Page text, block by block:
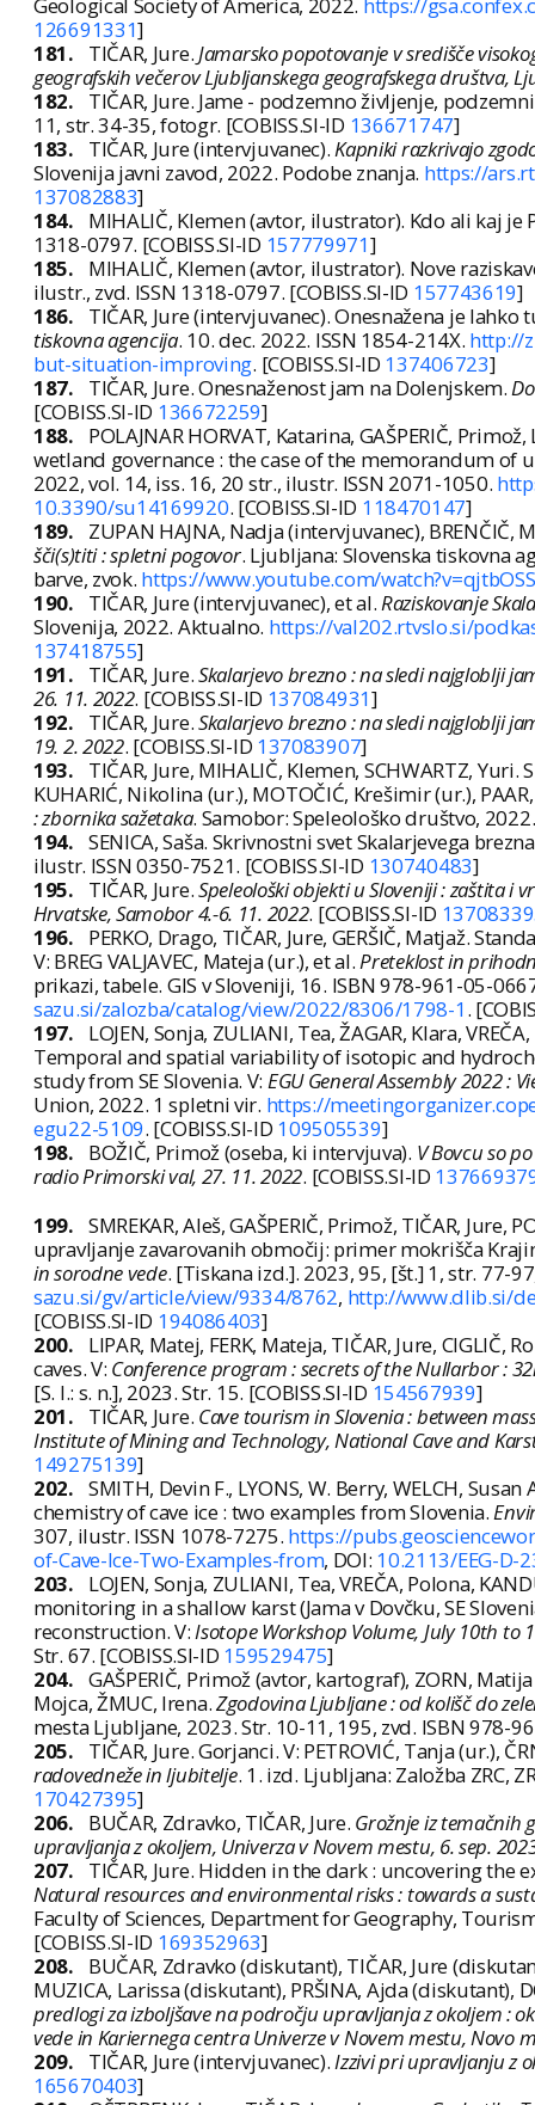
126691331]
181.
TIČAR, Jure.Jamarsko popotovanje v središče
geografskih večerov Ljubljanskega geografskega društva,
182.
TIČAR, Jure. Jame - podzemno življenje,
11, str. 34-35, fotogr. [COBISS.SI-ID 136671747]
183.
TIČAR, Jure (intervjuvanec).Kapniki razkrivajo
Slovenija javni zavod, 2022. Podobe znanja. https://
137082883]
184.
MIHALIČ, Klemen (avtor, ilustrator). Kdo ali kaj je
1318-0797. [COBISS.SI-ID 157779971]
185.
MIHALIČ, Klemen (avtor, ilustrator). Nove
ilustr., zvd. ISSN 1318-0797. [COBISS.SI-ID 157743619]
186.
TIČAR, Jure (intervjuvanec). Onesnažena je
tiskovna agencija. 10. dec. 2022. ISSN 1854-214X. http://
but-situation-improving. [COBISS.SI-ID 137406723]
187.
TIČAR, Jure. Onesnaženost jam na Dolenjskem.
[COBISS.SI-ID 136672259]
188.
POLAJNAR HORVAT, Katarina, GAŠPERIČ,
wetland governance : the case of the memorandum of
2022, vol. 14, iss. 16, 20 str., ilustr. ISSN 2071-1050.
10.3390/su14169920. [COBISS.SI-ID 118470147]
189.
ZUPAN HAJNA, Nadja (intervjuvanec),
šči(s)titi : spletni pogovor. Ljubljana: Slovenska tiskovna
barve, zvok. https://www.youtube.com/
190.
TIČAR, Jure (intervjuvanec), et al.Raziskovanje
Slovenija, 2022. Aktualno. https://val202.rtvslo.si/
137418755]
191.
TIČAR, Jure.Skalarjevo brezno : na sledi najgloblji
26. 11. 2022. [COBISS.SI-ID 137084931]
192.
TIČAR, Jure.Skalarjevo brezno : na sledi najgloblji
19. 2. 2022. [COBISS.SI-ID 137083907]
193.
TIČAR, Jure, MIHALIČ, Klemen, SCHWARTZ,
KUHARIĆ, Nikolina (ur.), MOTOČIĆ, Krešimir (ur.),
: zbornika sažetaka. Samobor: Speleološko društvo,
194. SENICA, Saša. Skrivnostni svet Skalarjevega
ilustr. ISSN 0350-7521. [COBISS.SI-ID 130740483]
195.
TIČAR, Jure.Speleološki objekti u Sloveniji : zaštita i
Hrvatske, Samobor 4.-6. 11. 2022. [COBISS.SI-ID
196.
PERKO, Drago, TIČAR, Jure, GERŠIČ, Matjaž.
V: BREG VALJAVEC, Mateja (ur.), et al.Preteklost in
prikazi, tabele. GIS v Sloveniji, 16. ISBN 978-961-05-
sazu.si/zalozba/catalog/view/2022/8306/1798-1.
197.
LOJEN, Sonja, ZULIANI, Tea, ŽAGAR, Klara,
Temporal and spatial variability of isotopic and
study from SE Slovenia. V: EGU General Assembly 2022 :
Union, 2022. 1 spletni vir. https://
egu22-5109. [COBISS.SI-ID 109505539]
198.
BOŽIČ, Primož (oseba, ki intervjuva). V Bovcu so
radio Primorski val, 27. 11. 2022. [COBISS.SI-ID
199. SMREKAR, Aleš, GAŠPERIČ, Primož, TIČAR,
upravljanje zavarovanih območij: primer mokrišča
in sorodne vede. [Tiskana izd.]. 2023, 95, [št.] 1, str. 77-
sazu.si/gv/article/view/9334/8762, http://www.dlib.si/
[COBISS.SI-ID 194086403]
200.
LIPAR, Matej, FERK, Mateja, TIČAR, Jure,
caves. V: Conference program : secrets of the Nullarbor :
[S. l.: s. n.], 2023. Str. 15. [COBISS.SI-ID 154567939]
201.
TIČAR, Jure. Cave tourism in Slovenia : between
Institute of Mining and Technology, National Cave and
149275139]
202. SMITH, Devin F., LYONS, W. Berry, WELCH, Susan
chemistry of cave ice : two examples from Slovenia.
307, ilustr. ISSN 1078-7275. https://
of-Cave-Ice-Two-Examples-from, DOI: 10.2113/EEG-D-
203.
LOJEN, Sonja, ZULIANI, Tea, VREČA, Polona,
monitoring in a shallow karst (Jama v Dovčku, SE
reconstruction. V:Isotope Workshop Volume, July 10th to
Str. 67. [COBISS.SI-ID 159529475]
204. GAŠPERIČ, Primož (avtor, kartograf), ZORN,
Mojca, ŽMUC, Irena.Zgodovina Ljubljane : od kolišč do
mesta Ljubljane, 2023. Str. 10-11, 195, zvd. ISBN 978-
205.
TIČAR, Jure. Gorjanci. V: PETROVIĆ, Tanja (ur.),
radovedneže in ljubitelje. 1. izd. Ljubljana: Založba ZRC,
170427395]
206.
BUČAR, Zdravko, TIČAR, Jure. Grožnje iz temačnih
upravljanja z okoljem, Univerza v Novem mestu, 6. sep.
207.
TIČAR, Jure. Hidden in the dark : uncovering the
Natural resources and environmental risks : towards a
Faculty of Sciences, Department for Geography,
[COBISS.SI-ID 169352963]
208.
BUČAR, Zdravko (diskutant), TIČAR, Jure
MUZICA, Larissa (diskutant), PRŠINA, Ajda
predlogi za izboljšave na področju upravljanja z okoljem :
vede in Kariernega centra Univerze v Novem mestu, Novo
209.
TIČAR, Jure (intervjuvanec).Izzivi pri upravljanju z
165670403]